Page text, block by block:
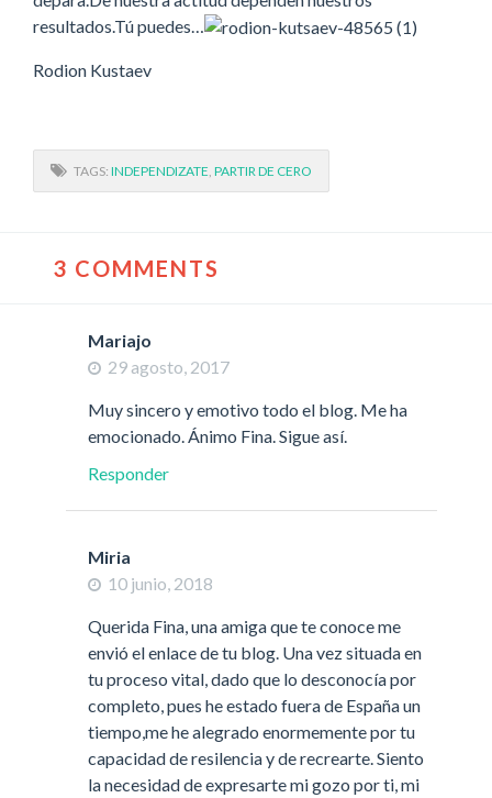
resultados.Tú puedes…
Rodion Kustaev
TAGS: INDEPENDIZATE PARTIR DE CERO
3 COMMENTS
Mariajo
29 agosto, 2017
Muy sincero y emotivo todo el blog. Me ha
emocionado. Ánimo Fina. Sigue así.
Responder
Miria
10 junio, 2018
Querida Fina, una amiga que te conoce me
envió el enlace de tu blog. Una vez situada en
tu proceso vital, dado que lo desconocía por
completo, pues he estado fuera de España un
tiempo,me he alegrado enormemente por tu
capacidad de resilencia y de recrearte. Siento
la necesidad de expresarte mi gozo por ti, mi